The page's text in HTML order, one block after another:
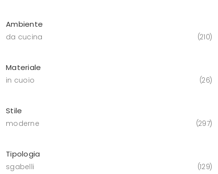
Ambiente
da cucina 210
Materiale
in cuoio 26
Stile
moderne 297
Tipologia
sgabelli 129